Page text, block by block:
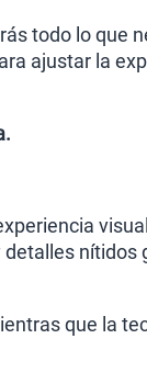
todo lo que
ajustar la
nítidos
que la